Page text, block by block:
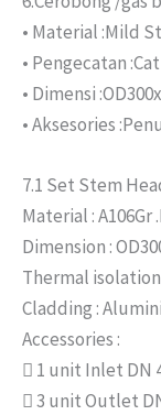
• Material :Mild
• Pengecatan
• Dimensi
• Aksesories
7.1 Set Stem
Material : A106Gr
Dimension :
Thermal
Cladding :
Accessories :
 1 unit Inlet DN
 3 unit Outlet